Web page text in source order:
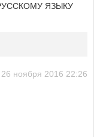
ЯЗЫКУ
26 ноября 2016 22:26